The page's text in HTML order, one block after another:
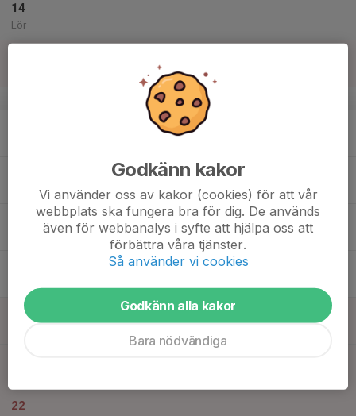
14
Lör
v.25
20
22
Godkänn kakor
Vi använder oss av kakor (cookies) för att vår
webbplats ska fungera bra för dig. De används
även för webbanalys i syfte att hjälpa oss att
förbättra våra tjänster.
Så använder vi cookies
Godkänn alla kakor
Bara nödvändiga